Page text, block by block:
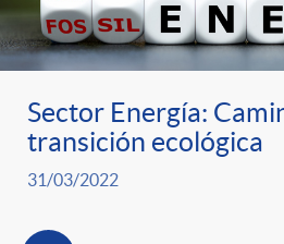
Sector Energía:
transición ecológica
31/03/2022